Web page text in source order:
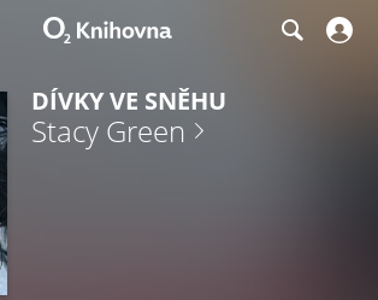
DÍVKY VE SNĚHU
Stacy Green